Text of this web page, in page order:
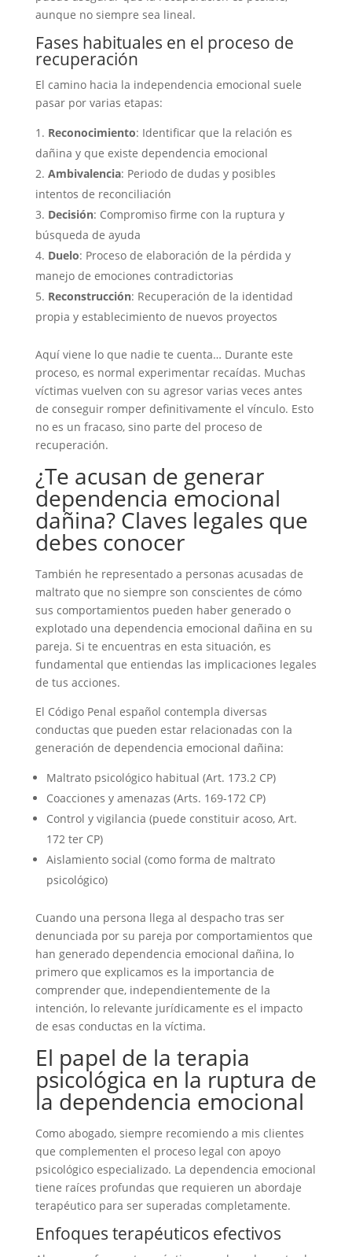
aunque no siempre sea lineal.
Fases habituales en el proceso de
recuperación
El camino hacia la independencia emocional suele
pasar por varias etapas:
Reconocimiento: Identificar que la relación es
dañina y que existe dependencia emocional
Ambivalencia: Periodo de dudas y posibles
intentos de reconciliación
Decisión: Compromiso firme con la ruptura y
búsqueda de ayuda
Duelo: Proceso de elaboración de la pérdida y
manejo de emociones contradictorias
Reconstrucción: Recuperación de la identidad
propia y establecimiento de nuevos proyectos
Aquí viene lo que nadie te cuenta… Durante este
proceso, es normal experimentar recaídas. Muchas
víctimas vuelven con su agresor varias veces antes
de conseguir romper definitivamente el vínculo. Esto
no es un fracaso, sino parte del proceso de
recuperación.
¿Te acusan de generar
dependencia emocional
dañina? Claves legales que
debes conocer
También he representado a personas acusadas de
maltrato que no siempre son conscientes de cómo
sus comportamientos pueden haber generado o
explotado una dependencia emocional dañina en su
pareja. Si te encuentras en esta situación, es
fundamental que entiendas las implicaciones legales
de tus acciones.
El Código Penal español contempla diversas
conductas que pueden estar relacionadas con la
generación de dependencia emocional dañina:
Maltrato psicológico habitual (Art. 173.2 CP)
Coacciones y amenazas (Arts. 169-172 CP)
Control y vigilancia (puede constituir acoso, Art.
172 ter CP)
Aislamiento social (como forma de maltrato
psicológico)
Cuando una persona llega al despacho tras ser
denunciada por su pareja por comportamientos que
han generado dependencia emocional dañina, lo
primero que explicamos es la importancia de
comprender que, independientemente de la
intención, lo relevante jurídicamente es el impacto
de esas conductas en la víctima.
El papel de la terapia
psicológica en la ruptura de
la dependencia emocional
Como abogado, siempre recomiendo a mis clientes
que complementen el proceso legal con apoyo
psicológico especializado. La dependencia emocional
tiene raíces profundas que requieren un abordaje
terapéutico para ser superadas completamente.
Enfoques terapéuticos efectivos